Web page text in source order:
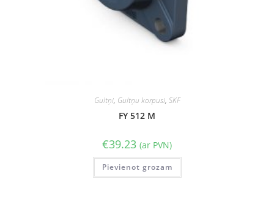
Gultņi, Gultņu korpusi, SKF
FY 512 M
€39.23 (ar PVN)
Pievienot grozam